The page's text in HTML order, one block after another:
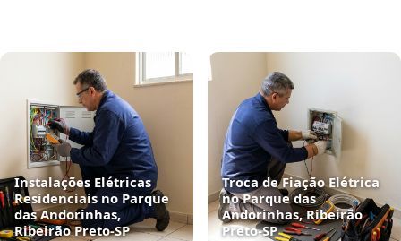
Instalações Elétricas
Residenciais no Parque
das Andorinhas,
Ribeirão Preto‑SP
Troca de Fiação Elétrica
no Parque das
Andorinhas, Ribeirão
Preto‑SP